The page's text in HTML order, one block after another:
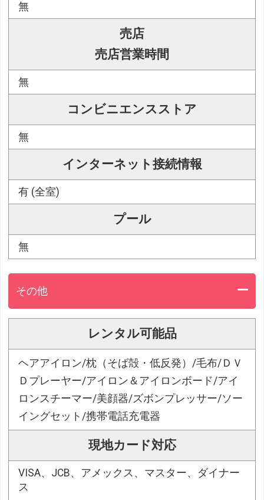
無
売店
売店営業時間
無
コンビニエンスストア
無
インターネット接続情報
有 (全室)
プール
無
その他
レンタル可能品
ヘアアイロン/枕（そば殻・低反発）/毛布/ＤＶ
Ｄプレーヤー/アイロン＆アイロンボード/アイ
ロンスチーマー/美顔器/ズボンプレッサー/ソー
イングセット/携帯電話充電器
現地カード対応
VISA、JCB、アメックス、マスター、ダイナー
ス